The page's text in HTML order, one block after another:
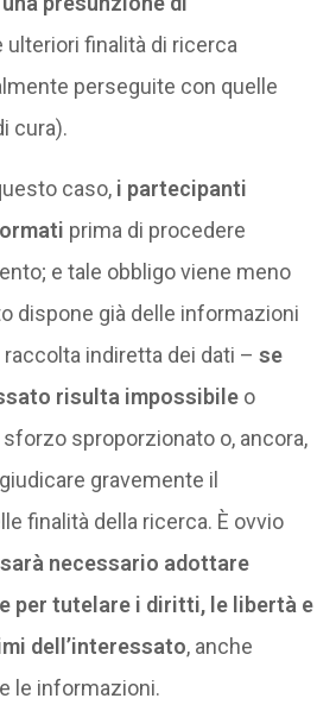
ulteriori finalità di ricerca
perseguite con quelle
cura).
caso, i partecipanti
prima di procedere
e tale obbligo viene meno
dispone già delle informazioni
indiretta dei dati – se
risulta impossibileo
sproporzionato o, ancora,
gravemente il
finalità della ricerca. È ovvio
necessario adottare
per tutelare i diritti, le libertà e
dell’interessato, anche
le informazioni.